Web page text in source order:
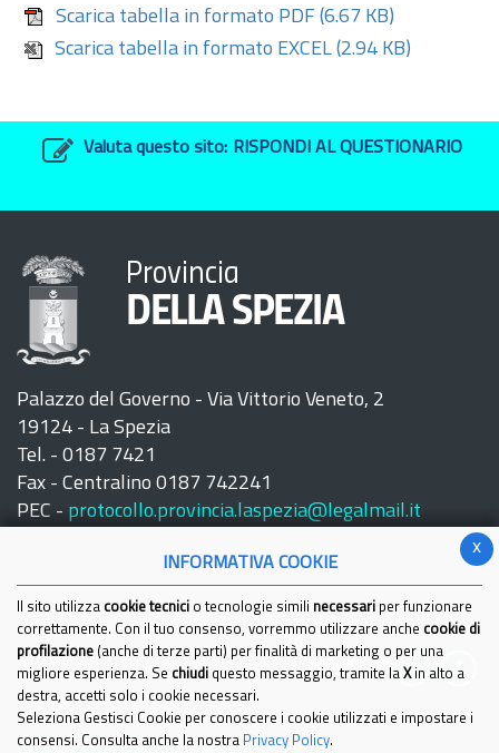
Scarica tabella in formato PDF (6.67 KB)
Scarica tabella in formato EXCEL (2.94 KB)
Valuta questo sito: RISPONDI AL QUESTIONARIO
Provincia
DELLA SPEZIA
Palazzo del Governo - Via Vittorio Veneto, 2
19124 - La Spezia
Tel. - 0187 7421
Fax - Centralino 0187 742241
PEC - protocollo.provincia.laspezia@legalmail.it
Seguici su:
x
INFORMATIVA COOKIE
Il sito utilizza cookie tecnici o tecnologie simili necessari per funzionare
correttamente. Con il tuo consenso, vorremmo utilizzare anche cookie di
profilazione (anche di terze parti) per finalità di marketing o per una
migliore esperienza. Se chiudi questo messaggio, tramite la Xin alto a
destra, accetti solo i cookie necessari.
Seleziona Gestisci Cookie per conoscere i cookie utilizzati e impostare i
consensi. Consulta anche la nostra Privacy Policy.